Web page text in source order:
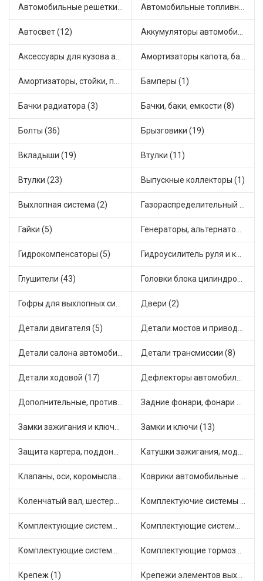
Автомобильные решетки на бамперы и радиаторы (1) Автомобильные топливные насосы (22)
Автосвет (12) Аккумуляторы автомобильные (1)
Аксессуары для кузова автомобиля (4) Амортизаторы капота, багажника (2)
Амортизаторы, стойки, подушки стоек (88) Бамперы (1)
Бачки радиатора (3) Бачки, баки, емкости (8)
Болты (36) Брызговики (19)
Вкладыши (19) Втулки (11)
Втулки (23) Выпускные коллекторы (1)
Выхлопная система (2) Газораспределительный механизм (1)
Гайки (5) Генераторы, альтернаторы и комплектующие (21)
Гидрокомпенсаторы (5) Гидроусилитель руля и комплектующие (2)
Глушители (43) Головки блока цилиндров (2)
Гофры для выхлопных систем (17) Двери (2)
Детали двигателя (5) Детали мостов и привода трансмиссии (17)
Детали салона автомобиля (20) Детали трансмиссии (8)
Детали ходовой (17) Дефлекторы автомобильные (4)
Дополнительные, противотуманные фары (10) Задние фонари, фонари видимости (6)
Замки зажигания и ключи (11) Замки и ключи (13)
Защита картера, поддона, КПП (5) Катушки зажигания, модули зажигания (21)
Клапаны, оси, коромысла (33) Коврики автомобильные (12)
Коленчатый вал, шестерни коленчатого вала (5) Комплектуючие системы стеклоочистителя (9)
Комплектующие системы выпуска отработавших газов (42) Комплектующие системы отопления (13)
Комплектующие системы питания (35) Комплектующие тормозной системы (18)
Крепеж (1) Крепежи элементов выхлопной системы (24)